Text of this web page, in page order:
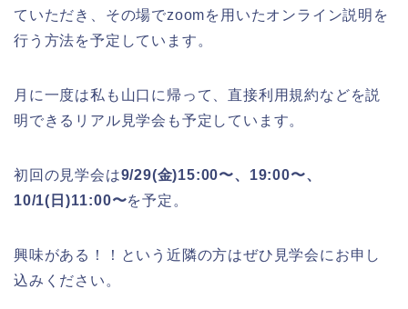
ていただき、その場でzoomを用いたオンライン説明を
行う方法を予定しています。
月に一度は私も山口に帰って、直接利用規約などを説
明できるリアル見学会も予定しています。
初回の見学会は9/29(金)15:00〜、19:00〜、
10/1(日)11:00〜を予定。
興味がある！！という近隣の方はぜひ見学会にお申し
込みください。